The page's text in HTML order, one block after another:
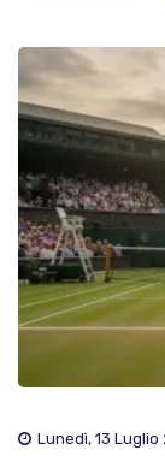
Lunedì, 13 Luglio